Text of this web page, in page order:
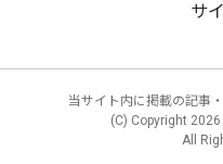
サ
当サイト内に掲載の記事
(C) Copyright 2026
All